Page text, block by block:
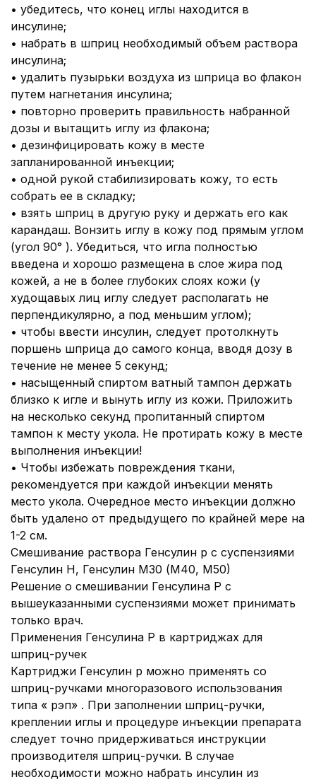
• убедитесь, что конец иглы находится в
инсулине;
• набрать в шприц необходимый объем раствора
инсулина;
• удалить пузырьки воздуха из шприца во флакон
путем нагнетания инсулина;
• повторно проверить правильность набранной
дозы и вытащить иглу из флакона;
• дезинфицировать кожу в месте
запланированной инъекции;
• одной рукой стабилизировать кожу, то есть
собрать ее в складку;
• взять шприц в другую руку и держать его как
карандаш. Вонзить иглу в кожу под прямым углом
(угол 90° ). Убедиться, что игла полностью
введена и хорошо размещена в слое жира под
кожей, а не в более глубоких слоях кожи (у
худощавых лиц иглу следует располагать не
перпендикулярно, а под меньшим углом);
• чтобы ввести инсулин, следует протолкнуть
поршень шприца до самого конца, вводя дозу в
течение не менее 5 секунд;
• насыщенный спиртом ватный тампон держать
близко к игле и вынуть иглу из кожи. Приложить
на несколько секунд пропитанный спиртом
тампон к месту укола. Не протирать кожу в месте
выполнения инъекции!
• Чтобы избежать повреждения ткани,
рекомендуется при каждой инъекции менять
место укола. Очередное место инъекции должно
быть удалено от предыдущего по крайней мере на
1-2 см.
Смешивание раствора Генсулин р с суспензиями
Генсулин Н, Генсулин М30 (М40, М50)
Решение о смешивании Генсулина Р с
вышеуказанными суспензиями может принимать
только врач.
Применения Генсулина Р в картриджах для
шприц-ручек
Картриджи Генсулин р можно применять со
шприц-ручками многоразового использования
типа « рэп» . При заполнении шприц-ручки,
креплении иглы и процедуре инъекции препарата
следует точно придерживаться инструкции
производителя шприц-ручки. В случае
необходимости можно набрать инсулин из